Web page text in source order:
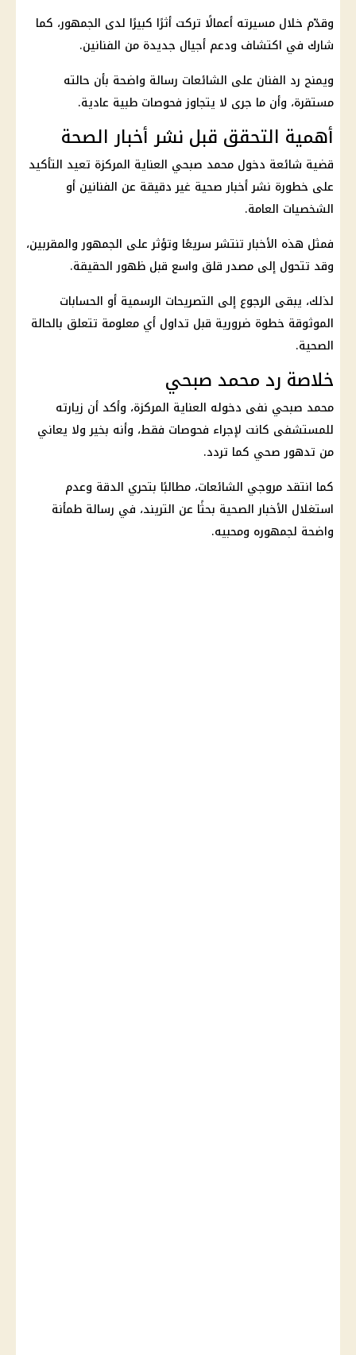
وقدّم خلال مسيرته أعمالًا تركت أثرًا كبيرًا لدى الجمهور، كما
شارك في اكتشاف ودعم أجيال جديدة من الفنانين.
ويمنح رد الفنان على الشائعات رسالة واضحة بأن حالته
مستقرة، وأن ما جرى لا يتجاوز فحوصات طبية عادية.
أهمية التحقق قبل نشر أخبار الصحة
قضية شائعة دخول محمد صبحي العناية المركزة تعيد التأكيد
على خطورة نشر أخبار صحية غير دقيقة عن الفنانين أو
الشخصيات العامة.
فمثل هذه الأخبار تنتشر سريعًا وتؤثر على الجمهور والمقربين،
وقد تتحول إلى مصدر قلق واسع قبل ظهور الحقيقة.
لذلك، يبقى الرجوع إلى التصريحات الرسمية أو الحسابات
الموثوقة خطوة ضرورية قبل تداول أي معلومة تتعلق بالحالة
الصحية.
خلاصة رد محمد صبحي
محمد صبحي نفى دخوله العناية المركزة، وأكد أن زيارته
للمستشفى كانت لإجراء فحوصات فقط، وأنه بخير ولا يعاني
من تدهور صحي كما تردد.
كما انتقد مروجي الشائعات، مطالبًا بتحري الدقة وعدم
استغلال الأخبار الصحية بحثًا عن التريند، في رسالة طمأنة
واضحة لجمهوره ومحبيه.